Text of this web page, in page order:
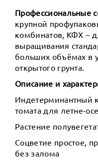
Профессиональные
крупной
комбинатов, КФХ –
выращивания
больших объёмах в
открытого грунта.
Описание и
Индетерминантный
томата для летне-
Растение
Соцветие простое,
без залома